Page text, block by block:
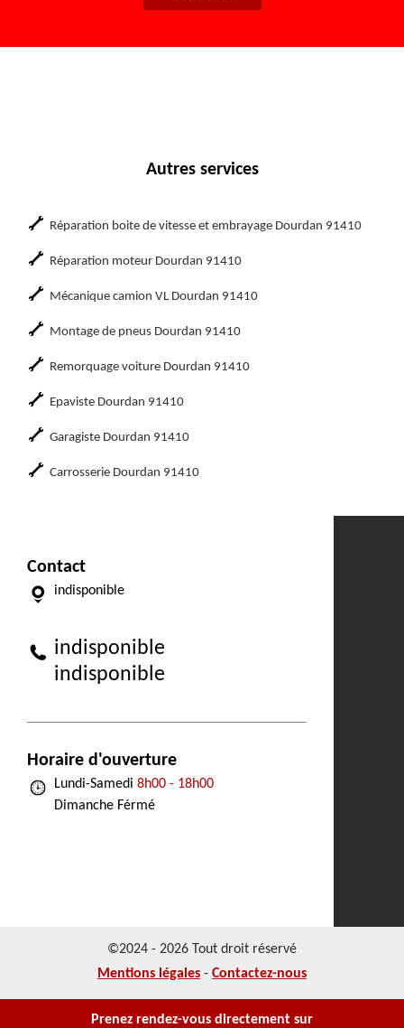
Prenez rendez-vous directement sur
Autres services
Réparation boite de vitesse et embrayage Dourdan 91410
Réparation moteur Dourdan 91410
Mécanique camion VL Dourdan 91410
Montage de pneus Dourdan 91410
Remorquage voiture Dourdan 91410
Epaviste Dourdan 91410
Garagiste Dourdan 91410
Carrosserie Dourdan 91410
Contact
indisponible
indisponible
indisponible
Horaire d'ouverture
Lundi-Samedi 8h00 - 18h00
Dimanche Férmé
©2024 - 2026 Tout droit réservé
Mentions légales - Contactez-nous